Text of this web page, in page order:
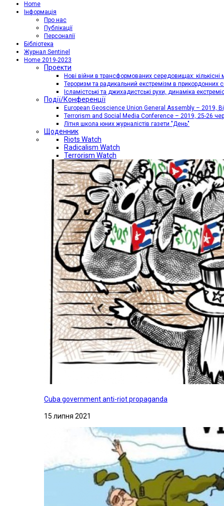
Home
Iнформація
Про нас
Публікації
Персоналії
Бібліотека
Журнал Sentinel
Home 2019-2023
Проекти
Нові війни в трансформованих середовищах: кількісні
Тероризм та радикальний екстремізм в прикордонних
Ісламістські та джихадистські рухи, динаміка
Події/Конференції
European Geoscience Union General Assembly – 2019,
Terrorism and Social Media Conference – 2019, 25-26
Літня школа юних журналістів газети "День"
Щоденник
Riots Watch
Radicalism Watch
Terrorism Watch
Cuba government anti-riot propaganda
15 липня 2021